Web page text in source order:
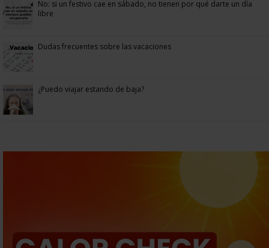
No: si un festivo cae en sábado, no tienen por qué darte un día
libre
Dudas frecuentes sobre las vacaciones
¿Puedo viajar estando de baja?